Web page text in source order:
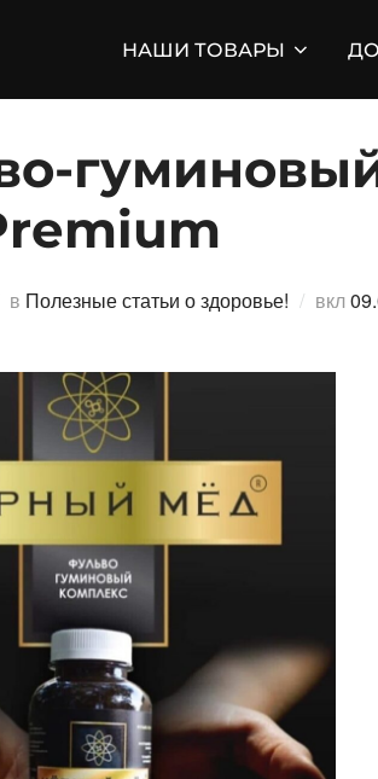
НАШИ ТОВАРЫ
в Полезные статьи о здоровье! вкл